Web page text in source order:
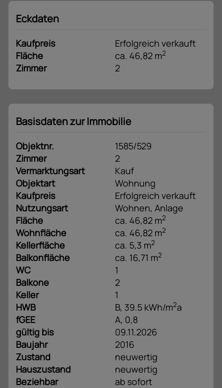
Eckdaten
Kaufpreis
Erfolgreich verkauft
Fläche
ca. 46,82 m2
Zimmer 2
Basisdaten zur Immobilie
Objektnr.
1585/529
Zimmer
2
Vermarktungsart
Kauf
Objektart
Wohnung
Kaufpreis
Erfolgreich verkauft
Nutzungsart
Wohnen Anlage
Fläche
ca. 46,82 m2
Wohnfläche ca. 46,82 m2
Kellerfläche ca. 5,3 m2
Balkonfläche ca. 16,71 m2
WC
1
Balkone
2
Keller
1
HWB
B, 39.5 kWh/m2a
fGEE
A, 0,8
gültig bis
09.11.2026
Baujahr
2016
Zustand
neuwertig
Hauszustand
neuwertig
Beziehbar
ab sofort